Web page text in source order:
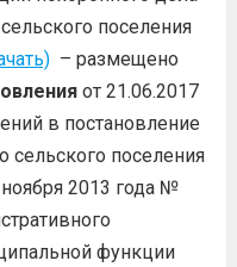
поселения
– размещено
от 21.06.2017
в постановление
сельского поселения
2013 года №
функции